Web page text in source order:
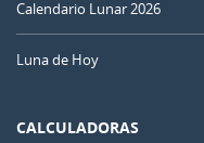
Calendario Lunar 2026
Luna de Hoy
CALCULADORAS